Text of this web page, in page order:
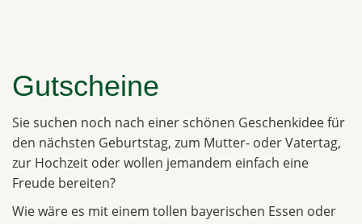
Gutscheine
Sie suchen noch nach einer schönen Geschenkidee für
den nächsten Geburtstag, zum Mutter- oder Vatertag,
zur Hochzeit oder wollen jemandem einfach eine
Freude bereiten?
Wie wäre es mit einem tollen bayerischen Essen oder